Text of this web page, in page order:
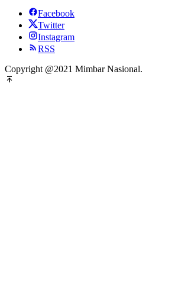
Facebook
Twitter
Instagram
RSS
Copyright @2021 Mimbar Nasional.